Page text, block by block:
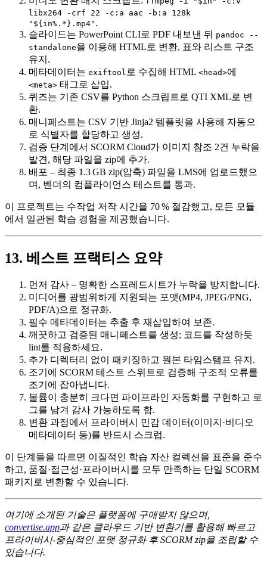
libx264 -crf 22 -c:a aac -b:a 128k
"${in%.*}.mp4" .
슬라이드는 PowerPoint CLI로 PDF 내보낸 뒤 pandoc --
standalone을 이용해 HTML로 변환, 표와 리스트 구조
유지.
메타데이터 는 exiftool 로 수집해 HTML <head>에
<meta> 태그로 삽입.
퀴즈는 기존 CSV를 Python 스크립트로 QTI XML로 변
환.
매니페스트는 CSV 기반 Jinja2 템플릿을 사용해 자동으
로 식별자를 할당하고 생성.
검증 단계에서 SCORM Cloud가 이미지 참조 2건 누락을
발견, 해당 파일을 zip에 추가.
배포 – 최종 1.3 GB zip(압축) 파일을 LMS에 업로드했으
며, 벤더의 컴플라이언스 테스트를 통과.
이 프로젝트는 수작업 저작 시간을 70 % 절감했고, 모든 모듈
에서 일관된 학습 경험을 제공했습니다.
13. 베스트 프랙티스 요약
먼저 감사 – 명확한 스프레드시트가 누락을 방지합니다.
미디어를 광범위하게 지원되는 포맷(MP4, JPEG/PNG,
PDF/A)으로 정규화.
필수 메타데이터는 추출 후 재삽입하여 보존.
깨끗하고 검증된 매니페스트를 생성; 코드를 작성하듯
lint를 적용하세요.
추가 디렉터리 없이 패키징하고 원본 타임스탬프 유지.
조기에 SCORM 테스트 스위트로 검증해 구조적 오류를
조기에 잡아냅니다.
볼륨이 충분히 크다면 파이프라인 자동화를 구현하고 로
그를 남겨 감사 가능하도록 함.
변환 과정에서 프라이버시 민감 데이터(이미지·비디오
메타데이터 등)를 반드시 스크럽.
이 단계들을 따르면 이질적인 학습 자산 컬렉션을 표준을 준수
하고, 품질·접근성·프라이버시를 모두 만족하는 단일 SCORM
패키지로 변환할 수 있습니다.
여기에 소개된 기술은 플랫폼에 구애받지 않으며,
convertise.app과 같은 클라우드 기반 변환기를 활용해 빠르고
프라이버시‑중심적인 포맷 정규화 후 SCORM zip을 조립할 수
있습니다.